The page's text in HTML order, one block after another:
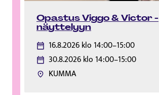
Opastus Viggo & Victor -
näyttelyyn
16.8.2026 klo 14:00–15:00
30.8.2026 klo 14:00–15:00
KUMMA